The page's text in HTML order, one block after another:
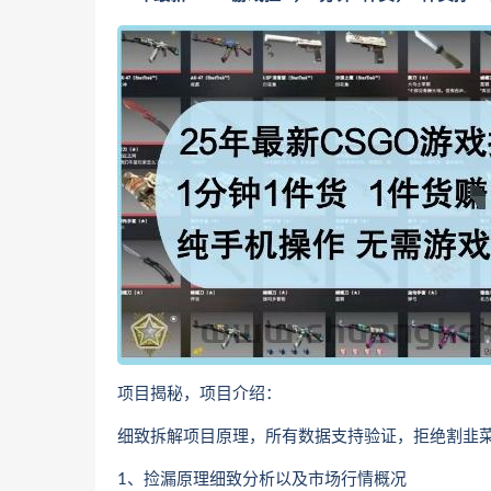
项目揭秘，项目介绍：
细致拆解项目原理，所有数据支持验证，拒绝割韭
1、捡漏原理细致分析以及市场行情概况